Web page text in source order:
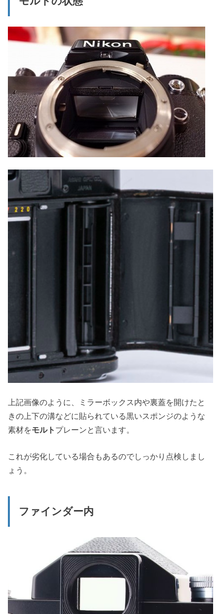
上記画像のように、ミラーボックス内や裏蓋を開けたと
きの上下の溝などに貼られている黒いスポンジのような
素材をモルト プレーンと言います。
これが劣化している場合もあるのでしっかり点検しまし
ょう。
ファインダー内